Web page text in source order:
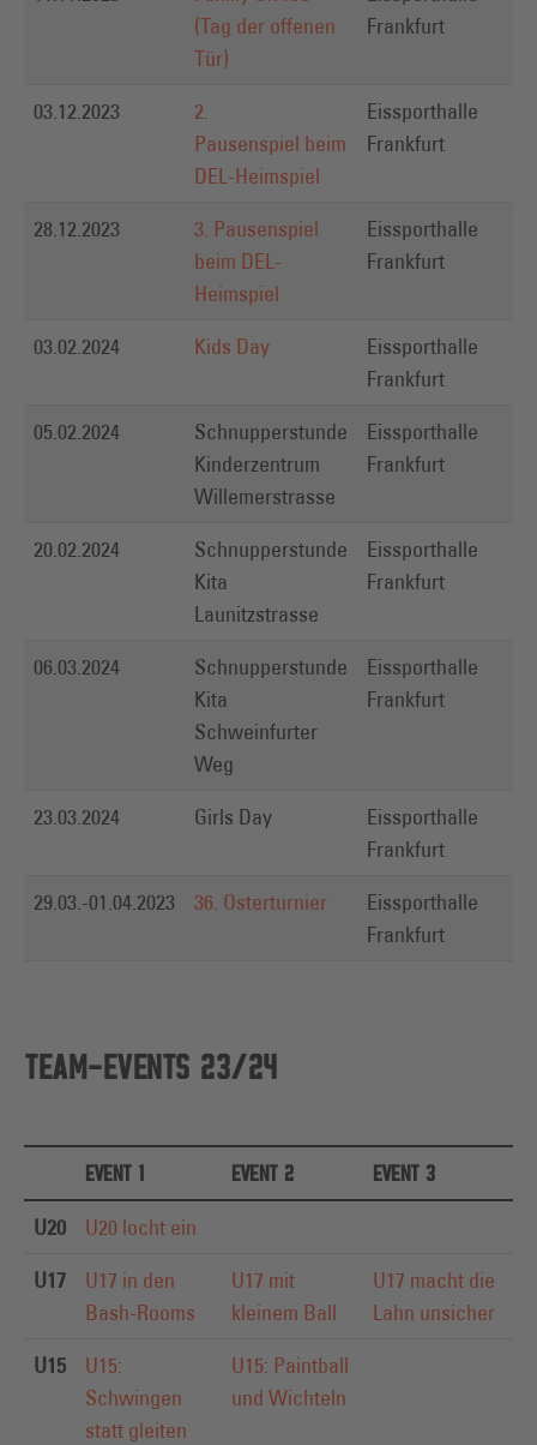
(Tag der offenen
Tür)
Frankfurt
03.12.2023
2.
Pausenspiel beim
DEL-Heimspiel
Eissporthalle
Frankfurt
28.12.2023
3. Pausenspiel
beim DEL-
Heimspiel
Eissporthalle
Frankfurt
03.02.2024 Kids Day
Eissporthalle
Frankfurt
05.02.2024
Schnupperstunde
Kinderzentrum
Willemerstrasse
Eissporthalle
Frankfurt
20.02.2024
Schnupperstunde
Kita
Launitzstrasse
Eissporthalle
Frankfurt
06.03.2024
Schnupperstunde
Kita
Schweinfurter
Weg
Eissporthalle
Frankfurt
23.03.2024 Girls Day
Eissporthalle
Frankfurt
29.03.-01.04.2023 36. Osterturnier
Eissporthalle
Frankfurt
TEAM-EVENTS 23/24
EVENT 1 EVENT 2 EVENT 3
U20
U20 locht ein
U17
U17 in den
Bash-Rooms
U17 mit
kleinem Ball
U17 macht die
Lahn unsicher
U15
U15:
Schwingen
statt gleiten
U15: Paintball
und Wichteln